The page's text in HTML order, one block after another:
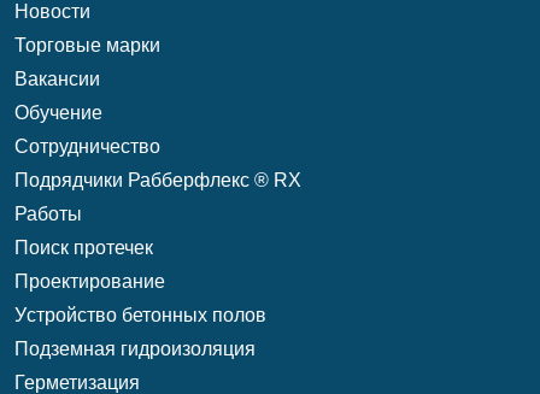
Новости
Торговые марки
Вакансии
Обучение
Сотрудничество
Подрядчики Рабберфлекс ® RX
Работы
Поиск протечек
Проектирование
Уcтройство бетонных полов
Подземная гидроизоляция
Герметизация